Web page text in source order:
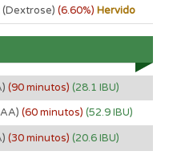
(Dextrose) (6.60%) Hervido
(90 minutos) (28.1 IBU)
(60 minutos) (52.9 IBU)
(30 minutos) (20.6 IBU)